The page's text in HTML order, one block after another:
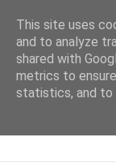
This site uses
and to analyze
shared with
metrics to
statistics, and to